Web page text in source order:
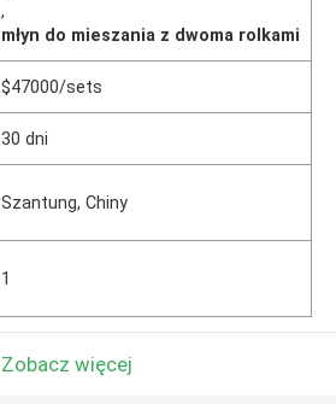
,
młyn do mieszania z dwoma rolkami
$47000/sets
30 dni
Szantung, Chiny
1
Zobacz więcej